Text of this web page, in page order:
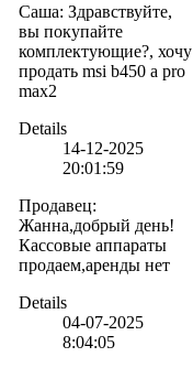
Саша: Здравствуйте,
вы покупайте
комплектующие?, хочу
продать msi b450 a pro
max2
Details
14-12-2025
20:01:59
Продавец:
Жанна,добрый день!
Кассовые аппараты
продаем,аренды нет
Details
04-07-2025
8:04:05